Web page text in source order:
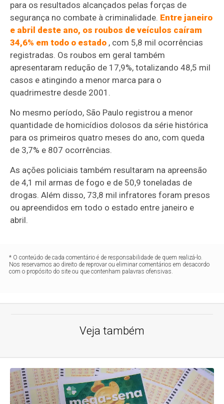
para os resultados alcançados pelas forças de
segurança no combate à criminalidade. Entre janeiro
e abril deste ano, os roubos de veículos caíram
34,6% em todo o estado , com 5,8 mil ocorrências
registradas. Os roubos em geral também
apresentaram redução de 17,9%, totalizando 48,5 mil
casos e atingindo a menor marca para o
quadrimestre desde 2001.
No mesmo período, São Paulo registrou a menor
quantidade de homicídios dolosos da série histórica
para os primeiros quatro meses do ano, com queda
de 3,7% e 807 ocorrências.
As ações policiais também resultaram na apreensão
de 4,1 mil armas de fogo e de 50,9 toneladas de
drogas. Além disso, 73,8 mil infratores foram presos
ou apreendidos em todo o estado entre janeiro e
abril.
* O conteúdo de cada comentário é de responsabilidade de quem realizá-lo.
Nos reservamos ao direito de reprovar ou eliminar comentários em desacordo
com o propósito do site ou que contenham palavras ofensivas.
Veja também